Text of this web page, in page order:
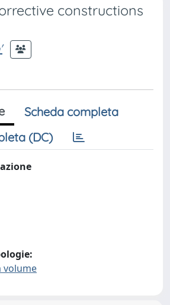
constructions
Scheda completa
(DC)
volume